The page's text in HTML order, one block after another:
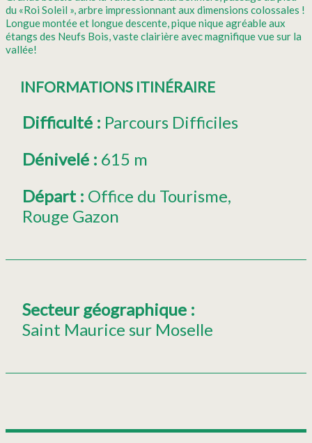
du «Roi Soleil », arbre impressionnant aux dimensions colossales !
Longue montée et longue descente, pique nique agréable aux
étangs des Neufs Bois, vaste clairière avec magnifique vue sur la
vallée!
INFORMATIONS ITINÉRAIRE
Difficulté : Parcours Difficiles
Dénivelé : 615 m
Départ : Office du Tourisme
Rouge Gazon
Secteur géographique :
Saint Maurice sur Moselle